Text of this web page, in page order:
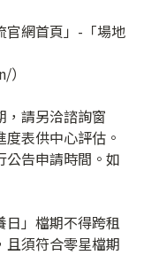
官網首頁」-「場地
，請另洽諮詢窗
表供中心評估。
公告申請時間。如
日」檔期不得跨租
且須符合零星檔期